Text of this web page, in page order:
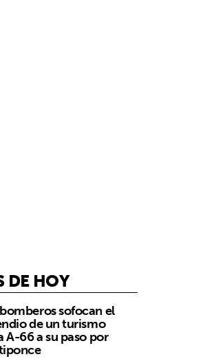
DE HOY
sofocan el
de un turismo
A-66 a su paso por